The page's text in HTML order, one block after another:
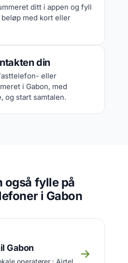
ditt i appen og fyll
beløp med kort eller
din
eller
i Gabon, med
og start samtalen.
også fylle på
i Gabon
Gabon
operatører : Airtel,
→